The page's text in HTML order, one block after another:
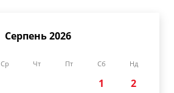
Серпень 2026
Ср Чт Пт Сб Нд
1
2